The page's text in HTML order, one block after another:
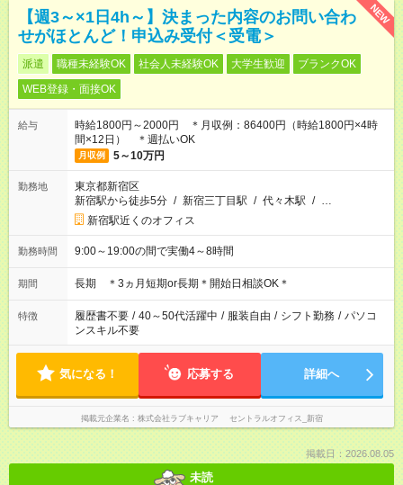
NEW
【週3～×1日4h～】決まった内容のお問い合わ
せがほとんど！申込み受付＜受電＞
派遣 職種未経験OK 社会人未経験OK 大学生歓迎
ブランクOK
WEB登録・面接OK
給与
時給1800円～2000円 ＊月収例：86400円（時給1800円×4時
間×12日） ＊週払いOK
月収例 5～10万円
勤務地
東京都新宿区
新宿駅から徒歩5分 / 新宿三丁目駅 / 代々木駅 / …
新宿駅近くのオフィス
勤務時間 9:00～19:00の間で実働4～8時間
期間 長期 ＊3ヵ月短期or長期＊開始日相談OK＊
特徴 履歴書不要 / 40～50代活躍中 / 服装自由 / シフト勤務 / パソコ
ンスキル不要
気になる！ 応募する 詳細へ
掲載元企業名 株式会社ラブキャリア セントラルオフィス_新宿
掲載日：2026.08.05
未読